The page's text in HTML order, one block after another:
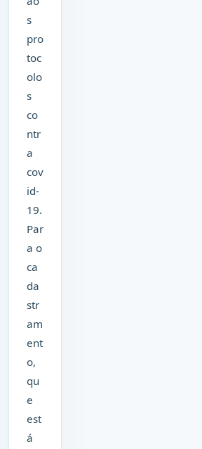
s
pro
toc
olo
s
co
ntr
a
cov
id-
19.
Par
a o
ca
da
str
am
ent
o,
qu
e
est
á